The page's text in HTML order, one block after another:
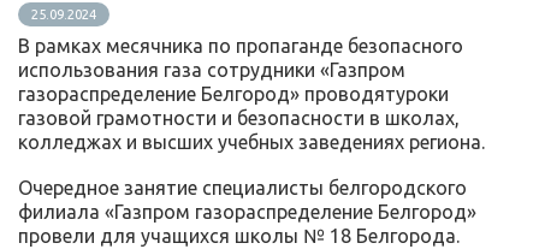
25.09.2024
В рамках месячника по пропаганде безопасного
использования газа сотрудники «Газпром
газораспределение Белгород» проводятуроки
газовой грамотности и безопасности в школах,
колледжах и высших учебных заведениях региона.
Очередное занятие специалисты белгородского
филиала «Газпром газораспределение Белгород»
провели для учащихся школы № 18 Белгорода.